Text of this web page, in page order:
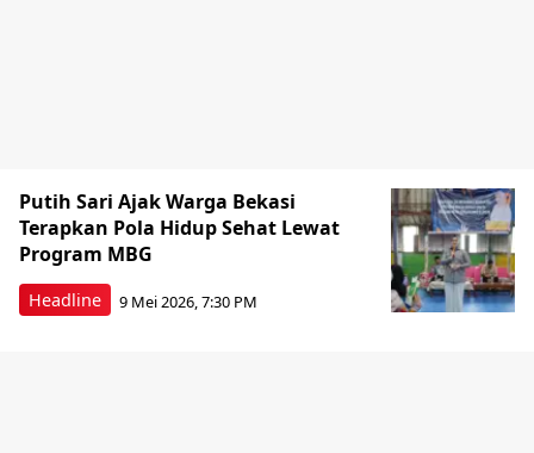
Headline
Putih Sari Ajak Warga Bekasi
Terapkan Pola Hidup Sehat Lewat
Program MBG
9 Mei 2026, 7:30 PM